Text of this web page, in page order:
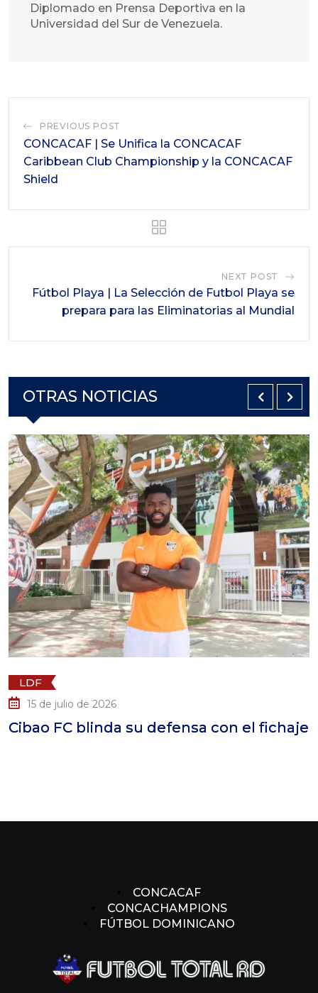
Diplomado en Prensa Deportiva en la
Universidad del Sur de Venezuela.
PREVIOUS POST
CONCACAF | Se Unifica la CONCACAF
Caribbean Club Championship y la CONCACAF
Shield
NEXT POST
Fútbol Playa | La Selección de Futbol Playa se
prepara para las Eliminatorias al Mundial
OTRAS NOTICIAS
LDF
15 de julio de 2026
FC blinda su defensa con el fichaje
CONCACAF
CONCACHAMPIONS
FÚTBOL DOMINICANO